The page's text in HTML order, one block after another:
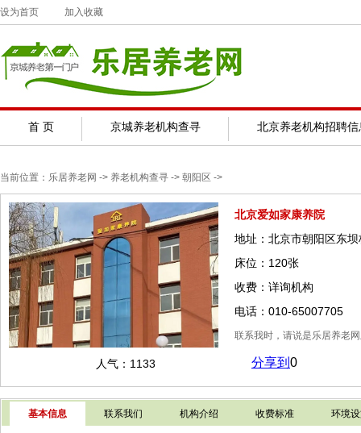
设为首页 加入收藏
首 页 京城养老机构查寻 北京养老机构招聘信
当前位置： 乐居养老网 -> 养老机构查寻 -> 朝阳区 ->
北京爱如家康养院
地址：北京市朝阳区东
床位：120张
收费：详询机构
电话：010-65007705
联系我时，请说是乐居养老
人气：1133 分享到 0
基本信息 联系我们 机构介绍 收费标准 环境